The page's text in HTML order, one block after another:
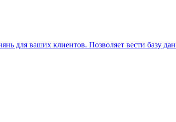
для ваших клиентов. Позволяет вести базу